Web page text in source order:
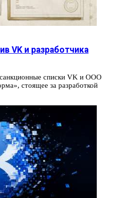
VK и разработчика
списки VK и ООО
стоящее за разработкой